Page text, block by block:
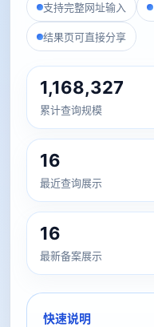
支持完整网址输入
结果页可直接分享
1,168,327
累计查询规模
16
最近查询展示
16
最新备案展示
快速说明